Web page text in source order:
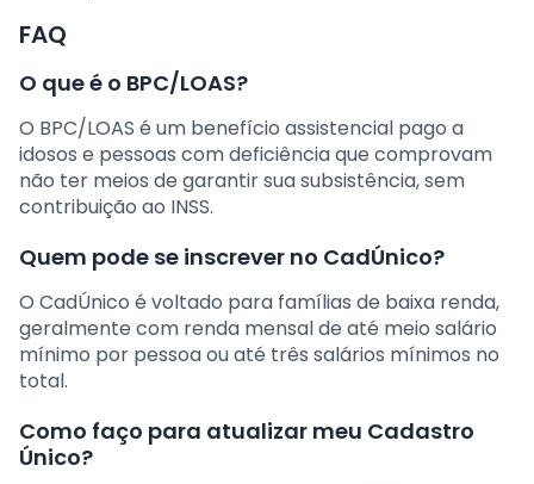
FAQ
O que é o BPC/LOAS?
O BPC/LOAS é um benefício assistencial pago a
idosos e pessoas com deficiência que comprovam
não ter meios de garantir sua subsistência, sem
contribuição ao INSS.
Quem pode se inscrever no CadÚnico?
O CadÚnico é voltado para famílias de baixa renda,
geralmente com renda mensal de até meio salário
mínimo por pessoa ou até três salários mínimos no
total.
Como faço para atualizar meu Cadastro
Único?